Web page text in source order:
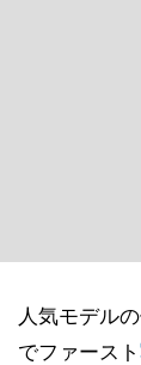
人気モデル
でファースト